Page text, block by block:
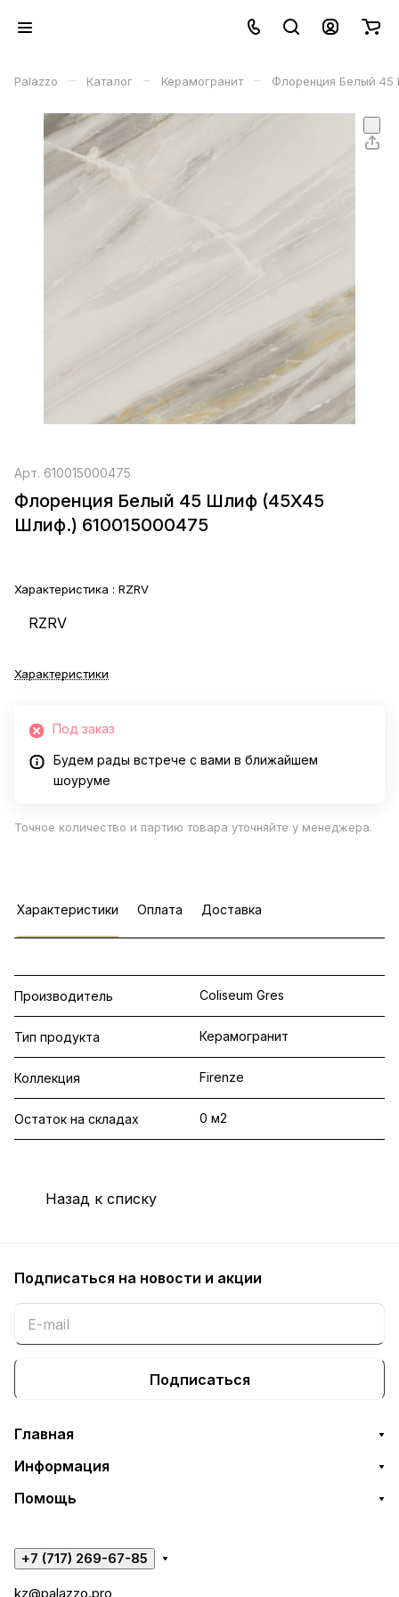
Palazzo – Каталог – Керамогранит – Флоренция Белый
Арт. 610015000475
Флоренция Белый 45 Шлиф (45X45
Шлиф.) 610015000475
Характеристика : RZRV
RZRV
Характеристики
Под заказ
Будем рады встрече с вами в ближайшем
шоуруме
Точное количество и партию товара уточняйте у менеджера.
Характеристики Оплата Доставка
Производитель Coliseum Gres
Тип продукта Керамогранит
Коллекция Firenze
Остаток на складах 0 м2
Назад к списку
Подписаться на новости и акции
Подписаться
Главная
Информация
Помощь
+7 (717) 269-67-85
kz@palazzo.pro